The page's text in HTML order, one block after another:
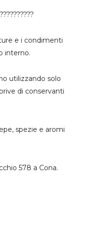
e i condimenti
interno.
utilizzando solo
di conservanti
spezie e aromi
578 a Cona.